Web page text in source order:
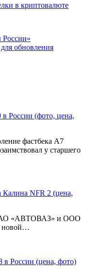
в криптовалюте
обновления
России (фото, цена,
фастбека A7
у старшего
NFR 2 (цена,
ОАО «АВТОВАЗ» и ООО
новой…
в России (цена, фото)